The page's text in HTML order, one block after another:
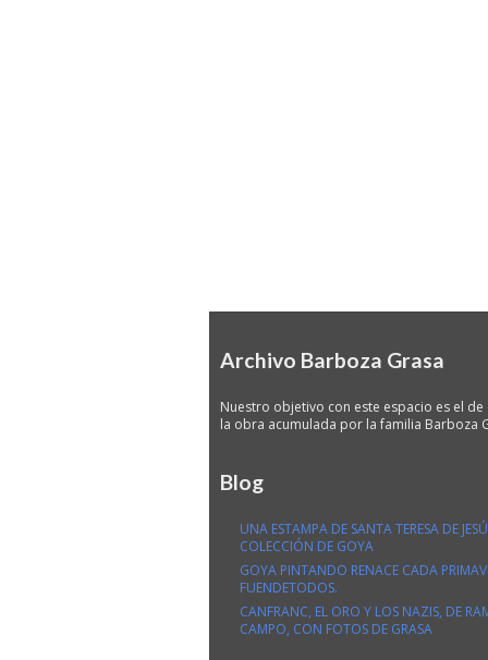
Archivo Barboza Grasa
Nuestro objetivo con este espacio es el
la obra acumulada por la familia Barboza
Blog
UNA ESTAMPA DE SANTA TERESA DE
COLECCIÓN DE GOYA
GOYA PINTANDO RENACE CADA
FUENDETODOS.
CANFRANC, EL ORO Y LOS NAZIS, DE
CAMPO, CON FOTOS DE GRASA